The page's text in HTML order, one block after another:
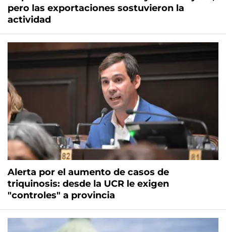
pero las exportaciones sostuvieron la
actividad
Alerta por el aumento de casos de
triquinosis: desde la UCR le exigen
"controles" a provincia